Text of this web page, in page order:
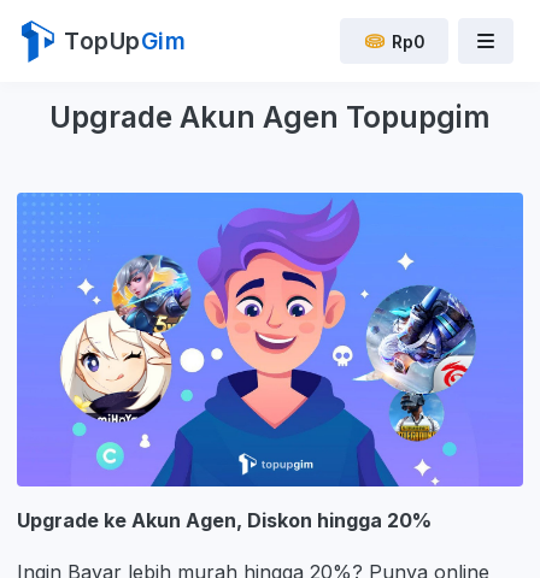
TopUpGim Rp0
Upgrade Akun Agen Topupgim
Upgrade ke Akun Agen, Diskon hingga 20%
Ingin Bayar lebih murah hingga 20%? Punya online